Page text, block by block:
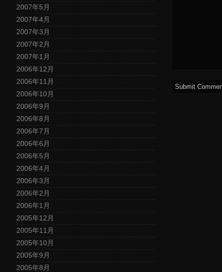
2007年5月
2007年4月
2007年3月
2007年2月
2007年1月
2006年12月
2006年11月
2006年10月
2006年9月
2006年8月
2006年7月
2006年6月
2006年5月
2006年4月
2006年3月
2006年2月
2006年1月
2005年12月
2005年11月
2005年10月
2005年9月
2005年8月